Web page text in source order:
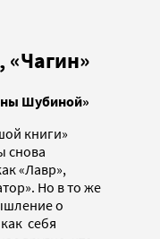
«Чагин»
Шубиной»
книги»
снова
«Лавр»,
Но в то же
о
себя